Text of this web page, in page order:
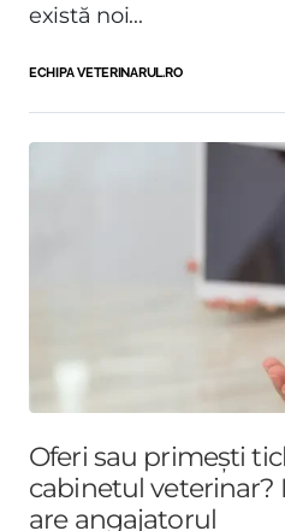
există noi...
ECHIPA VETERINARUL.RO
Oferi sau primești
cabinetul veterinar?
are angajatorul